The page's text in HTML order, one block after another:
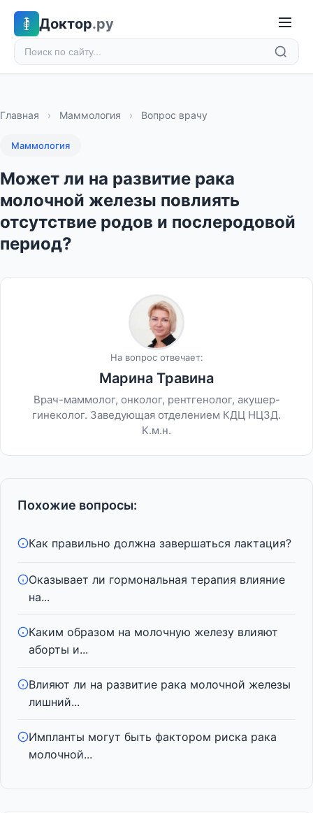
Доктор.ру
Главная › Маммология › Вопрос врачу
Маммология
Может ли на развитие рака
молочной железы повлиять
отсутствие родов и послеродовой
период?
На вопрос отвечает:
Марина Травина
Врач-маммолог, онколог, рентгенолог, акушер-
гинеколог. Заведующая отделением КДЦ НЦЗД.
К.м.н.
Похожие вопросы:
Как правильно должна завершаться лактация?
Оказывает ли гормональная терапия влияние
на...
Каким образом на молочную железу влияют
аборты и...
Влияют ли на развитие рака молочной железы
лишний...
Импланты могут быть фактором риска рака
молочной...